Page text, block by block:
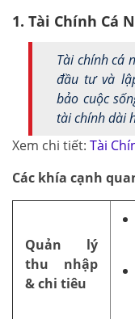
1. Tài Chính Cá
Tài chính cá
đầu tư và
bảo cuộc
tài chính dài
Xem chi tiết: Tài
Các khía cạnh
Quản lý
thu nhập
& chi tiêu